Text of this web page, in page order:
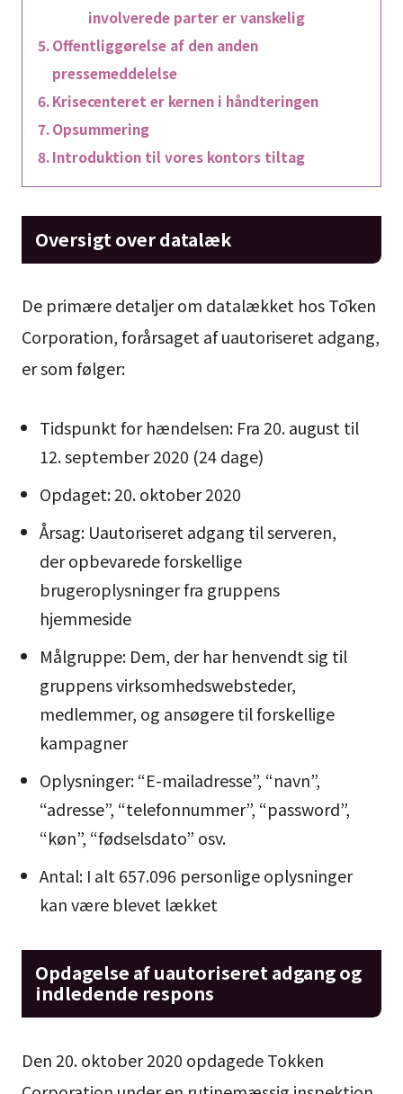
involverede parter er vanskelig
Offentliggørelse af den anden
pressemeddelelse
Krisecenteret er kernen i håndteringen
Opsummering
Introduktion til vores kontors tiltag
Oversigt over datalæk
De primære detaljer om datalækket hos Tōken
Corporation, forårsaget af uautoriseret adgang,
er som følger:
Tidspunkt for hændelsen: Fra 20. august til
12. september 2020 (24 dage)
Opdaget: 20. oktober 2020
Årsag: Uautoriseret adgang til serveren,
der opbevarede forskellige
brugeroplysninger fra gruppens
hjemmeside
Målgruppe: Dem, der har henvendt sig til
gruppens virksomhedswebsteder,
medlemmer, og ansøgere til forskellige
kampagner
Oplysninger: “E-mailadresse”, “navn”,
“adresse”, “telefonnummer”, “password”,
“køn”, “fødselsdato” osv.
Antal: I alt 657.096 personlige oplysninger
kan være blevet lækket
Opdagelse af uautoriseret adgang og
indledende respons
Den 20. oktober 2020 opdagede Tokken